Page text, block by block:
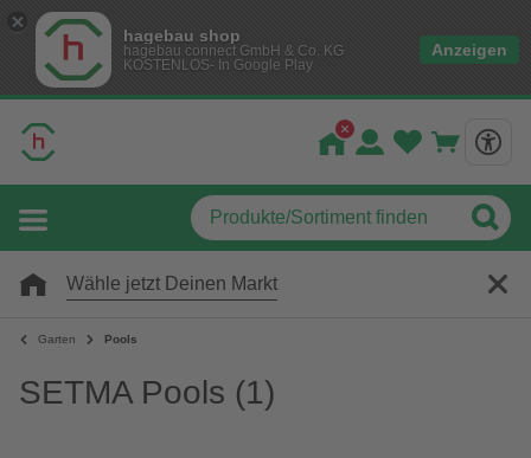
hagebau shop
hagebau connect GmbH & Co. KG
KOSTENLOS- In Google Play
Anzeigen
Wähle jetzt Deinen Markt
Garten Pools
SETMA Pools (1)